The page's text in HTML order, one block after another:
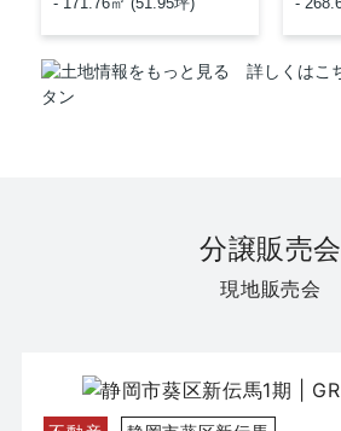
分譲販売会
現地販売会